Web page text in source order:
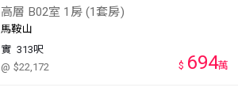
高層 B02室 1房 (1套房)
馬鞍山
實 313呎
@ $22,172
$ 694萬